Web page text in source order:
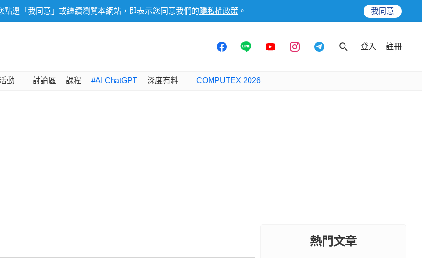
選「我同意」或繼續瀏覽本網站，即表示您同意我們的 隱私權政策 。 我同意
登入 註冊
活動 討論區 課程 #AI ChatGPT 深度有料 COMPUTEX 2026
熱門文章